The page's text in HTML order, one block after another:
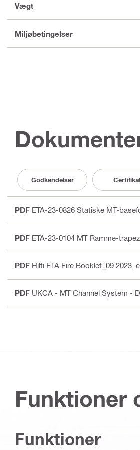
Vægt
Miljøbetingelser
Godkendelser
PDF ETA-23-0826 Statiske MT-
PDF ETA-23-0104 MT Ramme-trapez
PDF Hilti ETA Fire Booklet_09.2023 ,
PDF UKCA - MT Channel System -
Funktioner
Funktioner